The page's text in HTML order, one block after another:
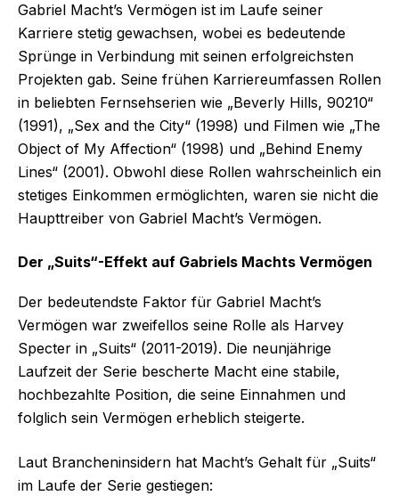
Gabriel Macht’s Vermögen ist im Laufe seiner
Karriere stetig gewachsen, wobei es bedeutende
Sprünge in Verbindung mit seinen erfolgreichsten
Projekten gab. Seine frühen Karriereumfassen Rollen
in beliebten Fernsehserien wie „Beverly Hills, 90210“
(1991), „Sex and the City“ (1998) und Filmen wie „The
Object of My Affection“ (1998) und „Behind Enemy
Lines“ (2001). Obwohl diese Rollen wahrscheinlich ein
stetiges Einkommen ermöglichten, waren sie nicht die
Haupttreiber von Gabriel Macht’s Vermögen.
Der „Suits“-Effekt auf Gabriels Machts Vermögen
Der bedeutendste Faktor für Gabriel Macht’s
Vermögen war zweifellos seine Rolle als Harvey
Specter in „Suits“ (2011-2019). Die neunjährige
Laufzeit der Serie bescherte Macht eine stabile,
hochbezahlte Position, die seine Einnahmen und
folglich sein Vermögen erheblich steigerte.
Laut Brancheninsidern hat Macht’s Gehalt für „Suits“
im Laufe der Serie gestiegen: